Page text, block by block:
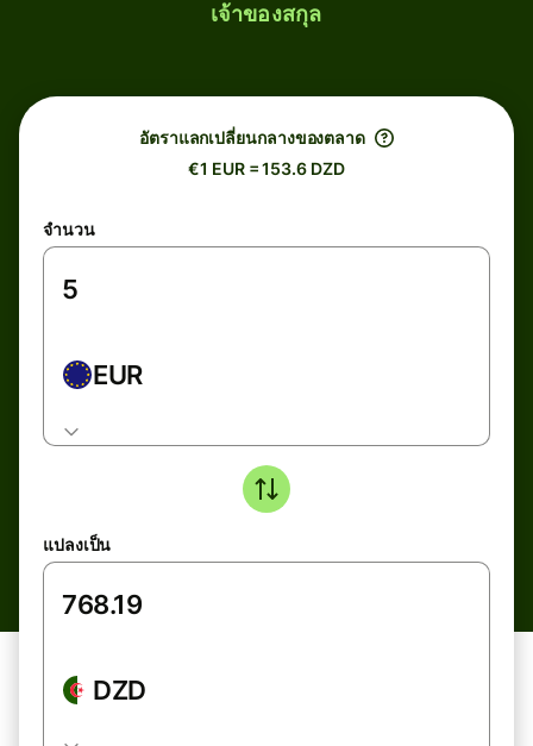
เจ้าของสกุล
อัตราแลกเปลี่ยนกลางของตลาด
€1 EUR = 153.6 DZD
จำนวน
EUR
แปลงเป็น
DZD